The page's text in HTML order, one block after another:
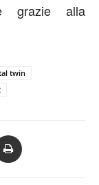
grazie alla
twin